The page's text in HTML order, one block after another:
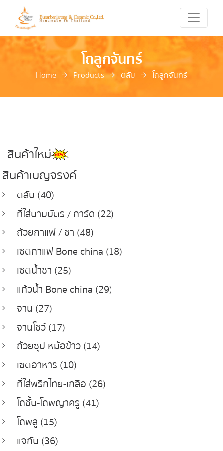
โถลูกจันทร์
Home Products ตลับ โถลูกจันทร์
สินค้าใหม่
สินค้าเบญจรงค์
ตลับ (40)
ที่ใส่นามบัตร / การ์ด (22)
ถ้วยกาแฟ / ชา (48)
เซตกาแฟ Bone china (18)
เซตน้ำชา (25)
แก้วน้ำ Bone china (29)
จาน (27)
จานโชว์ (17)
ถ้วยซุป หม้อข้าว (14)
เซตอาหาร (10)
ที่ใส่พริกไทย-เกลือ (26)
โถชั้น-โถพญาครู (41)
โถพลู (15)
แจกัน (36)